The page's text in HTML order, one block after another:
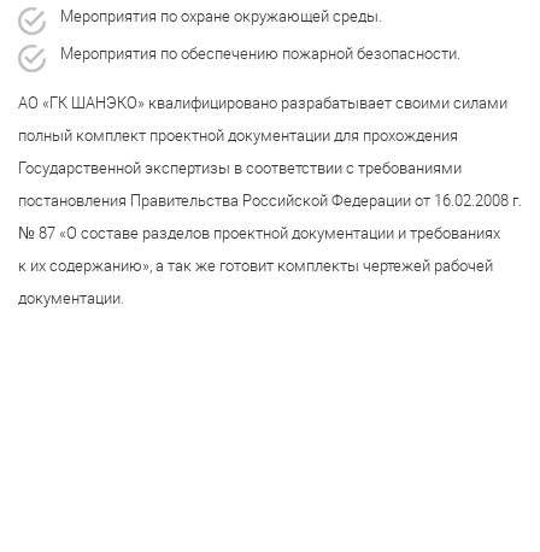
Мероприятия по охране окружающей среды.
Мероприятия по обеспечению пожарной безопасности.
АО «ГК ШАНЭКО» квалифицировано разрабатывает своими силами
полный комплект проектной документации для прохождения
Государственной экспертизы в соответствии с требованиями
постановления Правительства Российской Федерации от 16.02.2008 г.
№ 87 «О составе разделов проектной документации и требованиях
к их содержанию», а так же готовит комплекты чертежей рабочей
документации.